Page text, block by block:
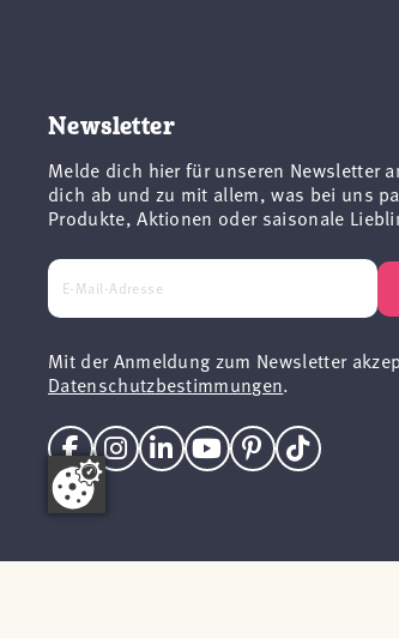
Newsletter
Melde dich hier für unseren Newsletter
dich ab und zu mit allem, was bei uns
Produkte, Aktionen oder saisonale
Mit der Anmeldung zum Newsletter
Datenschutzbestimmungen.